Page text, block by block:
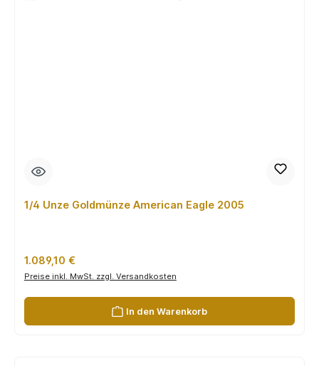
1/4 Unze Goldmünze American Eagle 2005
Regulärer Preis:
1.089,10 €
Preise inkl. MwSt. zzgl. Versandkosten
In den Warenkorb